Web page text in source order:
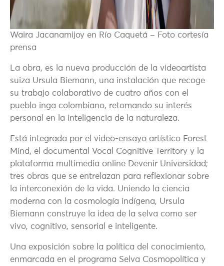
Waira Jacanamijoy en Río Caquetá – Foto cortesía
prensa
La obra, es la nueva producción de la videoartista
suiza Ursula Biemann, una instalación que recoge
su trabajo colaborativo de cuatro años con el
pueblo inga colombiano, retomando su interés
personal en la inteligencia de la naturaleza.
Está integrada por el video-ensayo artístico Forest
Mind, el documental Vocal Cognitive Territory y la
plataforma multimedia online Devenir Universidad;
tres obras que se entrelazan para reflexionar sobre
la interconexión de la vida. Uniendo la ciencia
moderna con la cosmología indígena, Ursula
Biemann construye la idea de la selva como ser
vivo, cognitivo, sensorial e inteligente.
Una exposición sobre la política del conocimiento,
enmarcada en el programa Selva Cosmopolítica y